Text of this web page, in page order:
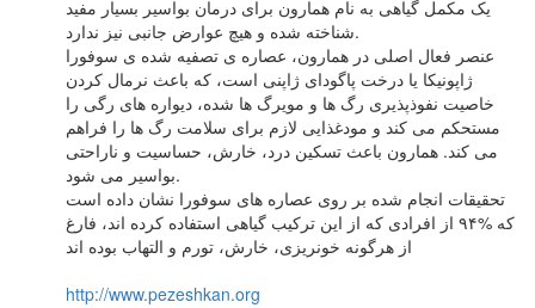
یک مکمل گیاهی به نام همارون برای درمان بواسیر بسیار مفید
شناخته شده و هیچ عوارض جانبی نیز ندارد.
عنصر فعال اصلی در همارون، عصاره ی تصفیه شده ی سوفورا
ژاپونیکا یا درخت پاگودای ژاپنی است، که باعث نرمال کردن
خاصیت نفوذپذیری رگ ها و مویرگ ها شده، دیواره های رگی را
مستحکم می کند و مودغذایی لازم برای سلامت رگ ها را فراهم
می کند. همارون باعث تسکین درد، خارش، حساسیت و ناراحتی
بواسیر می شود.
تحقیقات انجام شده بر روی عصاره های سوفورا نشان داده است
که %۹۴ از افرادی که از این ترکیب گیاهی استفاده کرده اند، فارغ
از هرگونه خونریزی، خارش، تورم و التهاب بوده اند
http://www.pezeshkan.org